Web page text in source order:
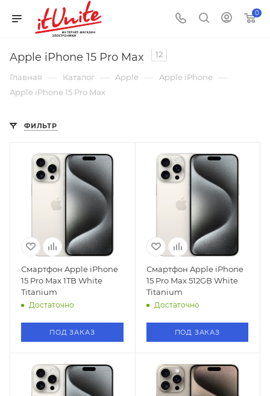
0
Apple iPhone 15 Pro Max 12
Главная — Каталог — Apple — Apple iPhone —
Apple iPhone 15 Pro Max
ФИЛЬТР
Смартфон Apple iPhone
15 Pro Max 1TB White
Titanium
Достаточно
ПОД ЗАКАЗ
Смартфон Apple iPhone
15 Pro Max 512GB White
Titanium
Достаточно
ПОД ЗАКАЗ